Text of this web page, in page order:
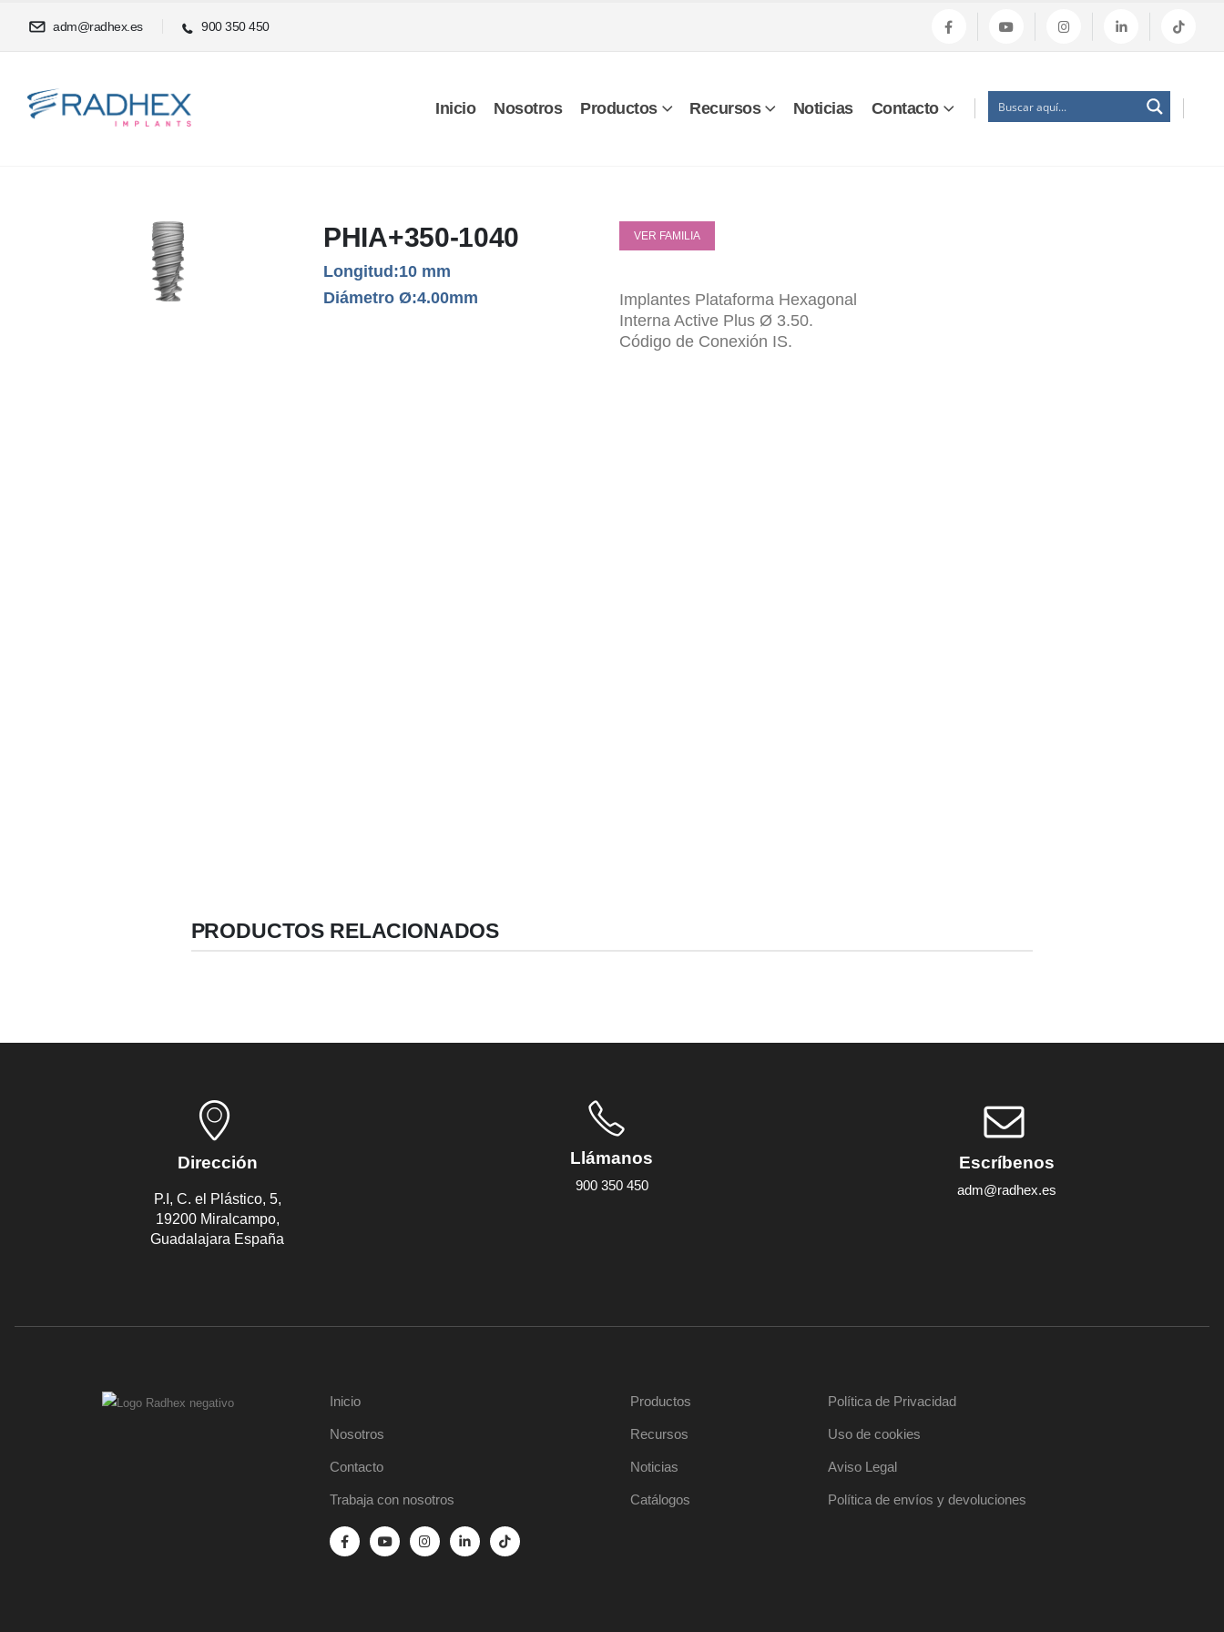
adm@radhex.es 900 350 450
Inicio Nosotros Productos Recursos Noticias Contacto
PHIA+350-1040
Longitud:10 mm
Diámetro Ø:4.00mm
VER FAMILIA
Implantes Plataforma Hexagonal
Interna Active Plus Ø 3.50.
Código de Conexión IS.
PRODUCTOS RELACIONADOS
Dirección
P.I, C. el Plástico, 5,
19200 Miralcampo,
Guadalajara España
Llámanos
900 350 450
Escríbenos
adm@radhex.es
Inicio
Nosotros
Contacto
Trabaja con nosotros
Productos
Recursos
Noticias
Catálogos
Política de Privacidad
Uso de cookies
Aviso Legal
Política de envíos y devoluciones